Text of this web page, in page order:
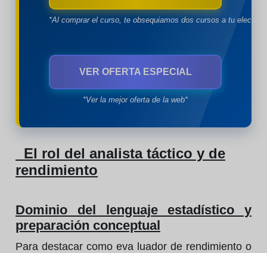
*Al comprar el curso, te obsequiamos dos cursos a tu
VER OFERTA ESPECIAL
*Ver la mejor oferta de la web*
El rol del analista táctico y de
rendimiento
Dominio del lenguaje estadístico y
preparación conceptual
Para destacar como eva luador de rendimiento o